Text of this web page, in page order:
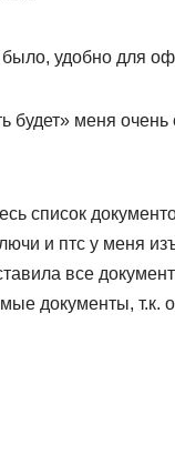
было, удобно для
будет» меня
список
и птс у меня
все
документы, т.к.